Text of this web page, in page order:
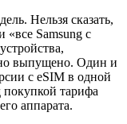
Нельзя сказать,
«все Samsung с
выпущено. Один и
с eSIM в одной
покупкой тарифа
аппарата.